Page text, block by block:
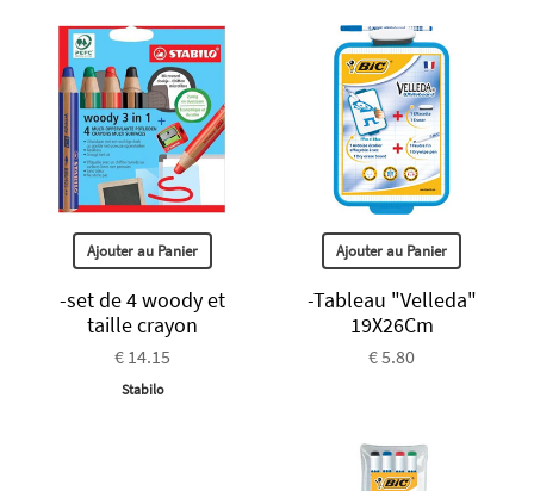
Ajouter au Panier
-set de 4 woody et
taille crayon
€ 14.15
Stabilo
Ajouter au Panier
-Tableau "Velleda"
19X26Cm
€ 5.80